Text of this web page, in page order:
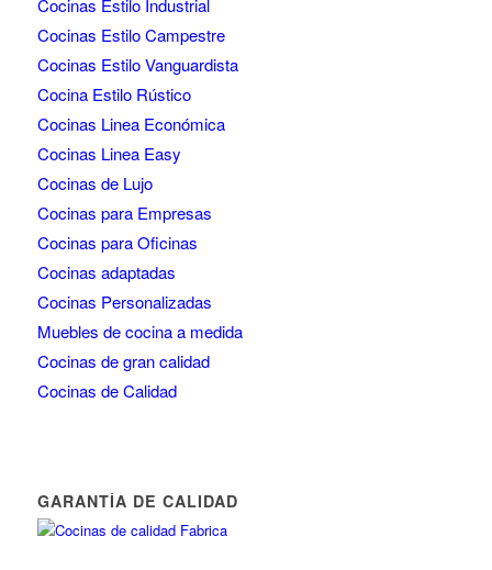
Cocinas Estilo Industrial
Cocinas Estilo Campestre
Cocinas Estilo Vanguardista
Cocina Estilo Rústico
Cocinas Linea Económica
Cocinas Linea Easy
Cocinas de Lujo
Cocinas para Empresas
Cocinas para Oficinas
Cocinas adaptadas
Cocinas Personalizadas
Muebles de cocina a medida
Cocinas de gran calidad
Cocinas de Calidad
GARANTÍA DE CALIDAD